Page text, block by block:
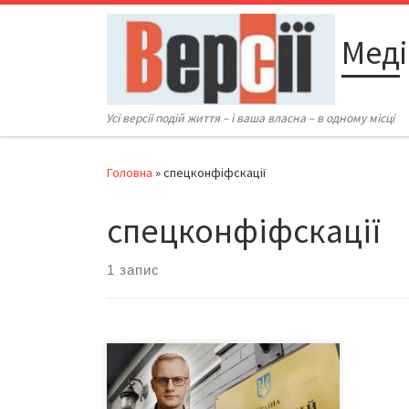
Перейти до вмісту
Усі версії подій життя – і ваша власна – в одному місці
Головна »спецконфіфскації
спецконфіфскації
1 запис
Скандал! Очільник Центру протидії
корупції Віталій Шабунін – один з
найвідоміших українських